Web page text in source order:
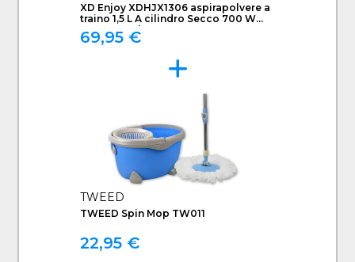
XD Enjoy XDHJX1306 aspirapolvere a
traino 1,5 L A cilindro Secco 700 W
Senza sacchetto
69,95 €
TWEED
TWEED Spin Mop TW011
22,95 €